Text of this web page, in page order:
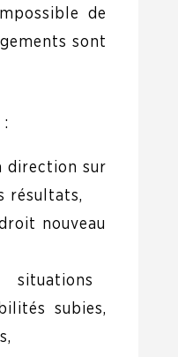
de
sont
direction sur
résultats,
nouveau
situations
subies,